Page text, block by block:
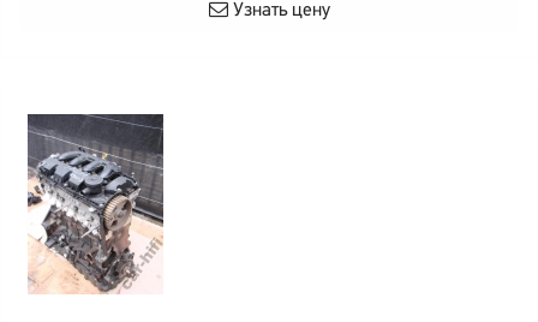
Узнать цену